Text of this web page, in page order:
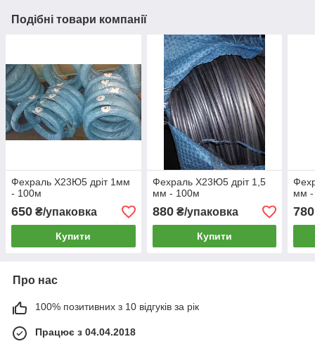
Подібні товари компанії
Фехраль Х23Ю5 дріт 1мм
- 100м
650 ₴/упаковка
Купити
Фехраль Х23Ю5 дріт 1,5
мм - 100м
880₴/упаковка
Купити
мм -
780
Про нас
100% позитивних з 10 відгуків за рік
Працює з 04.04.2018